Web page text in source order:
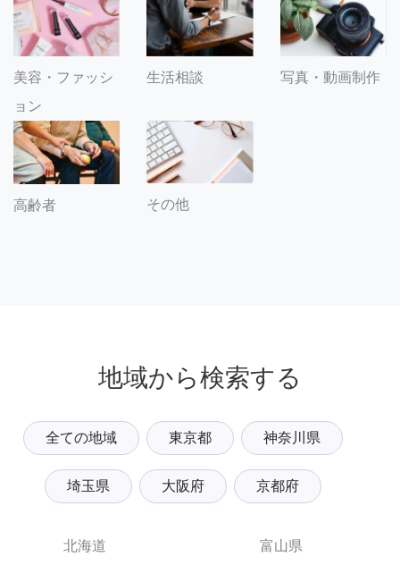
美容・ファッシ
ョン
生活相談 写真・動画制作
高齢者 その他
地域から検索する
全ての地域 東京都 神奈川県
埼玉県 大阪府 京都府
北海道
富山県